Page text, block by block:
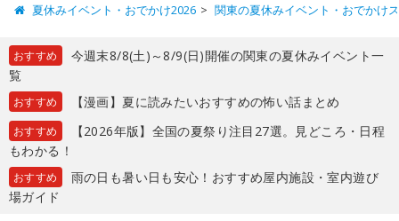
夏休みイベント・おでかけ2026 関東の夏休みイベント・おでかけ
おすすめ
今週末8/8(土)～8/9(日)開催の関東の夏休みイベント一
覧
おすすめ 【漫画】夏に読みたいおすすめの怖い話まとめ
おすすめ
【2026年版】全国の夏祭り注目27選。見どころ・日程
もわかる！
おすすめ
雨の日も暑い日も安心！おすすめ屋内施設・室内遊び
場ガイド